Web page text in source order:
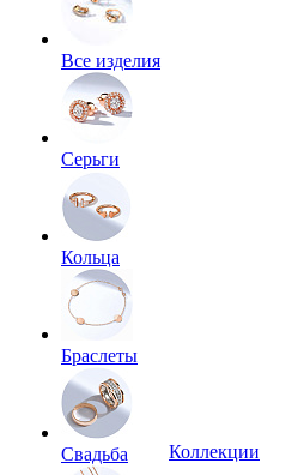
Все изделия
Серьги
Кольца
Браслеты
Свадьба
Коллекции